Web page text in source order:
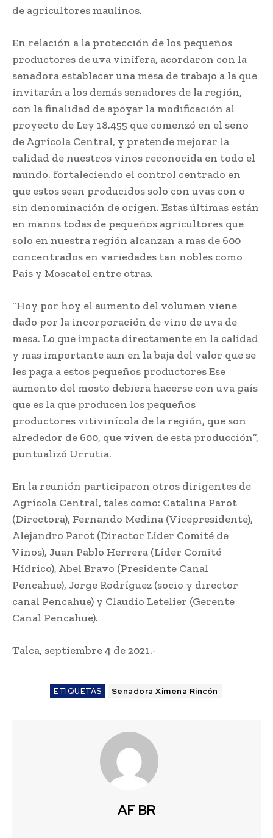
de agricultores maulinos.
En relación a la protección de los pequeños
productores de uva vinífera, acordaron con la
senadora establecer una mesa de trabajo a la que
invitarán a los demás senadores de la región,
con la finalidad de apoyar la modificación al
proyecto de Ley 18.455 que comenzó en el seno
de Agrícola Central, y pretende mejorar la
calidad de nuestros vinos reconocida en todo el
mundo. fortaleciendo el control centrado en
que estos sean producidos solo con uvas con o
sin denominación de origen. Estas últimas están
en manos todas de pequeños agricultores que
solo en nuestra región alcanzan a mas de 600
concentrados en variedades tan nobles como
País y Moscatel entre otras.
“Hoy por hoy el aumento del volumen viene
dado por la incorporación de vino de uva de
mesa. Lo que impacta directamente en la calidad
y mas importante aun en la baja del valor que se
les paga a estos pequeños productores Ese
aumento del mosto debiera hacerse con uva país
que es la que producen los pequeños
productores vitivinícola de la región, que son
alrededor de 600, que viven de esta producción”,
puntualizó Urrutia.
En la reunión participaron otros dirigentes de
Agrícola Central, tales como: Catalina Parot
(Directora), Fernando Medina (Vicepresidente),
Alejandro Parot (Director Líder Comité de
Vinos), Juan Pablo Herrera (Líder Comité
Hídrico), Abel Bravo (Presidente Canal
Pencahue), Jorge Rodríguez (socio y director
canal Pencahue) y Claudio Letelier (Gerente
Canal Pencahue).
Talca, septiembre 4 de 2021.-
ETIQUETAS Senadora Ximena Rincón
AF BR